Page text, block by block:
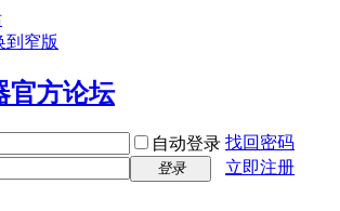
到窄版
自动登录 找回密码
登录
立即注册